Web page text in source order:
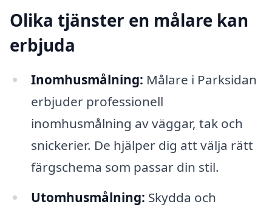
Olika tjänster en målare kan
erbjuda
Inomhusmålning: Målare i Parksidan
erbjuder professionell
inomhusmålning av väggar, tak och
snickerier. De hjälper dig att välja rätt
färgschema som passar din stil.
Utomhusmålning: Skydda och